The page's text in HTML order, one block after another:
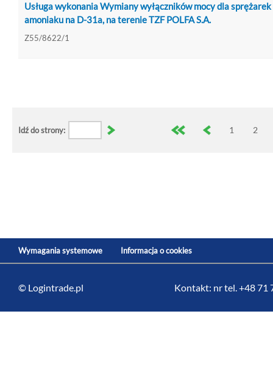
Usługa wykonania Wymiany wyłączników mocy dla sprężarek
amoniaku na D-31a, na terenie TZF POLFA S.A.
Z55/8622/1
Idź do strony: 1 2
Wymagania systemowe Informacja o cookies
© Logintrade.pl Kontakt: nr tel. +48 71